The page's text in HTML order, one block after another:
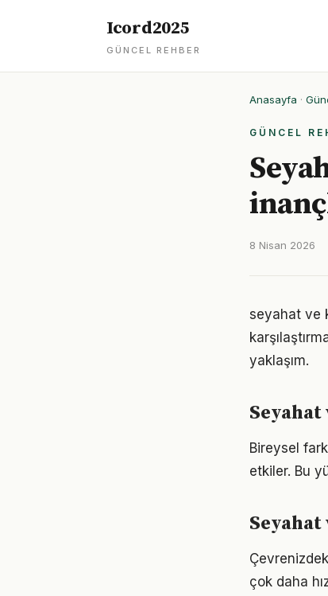
Icord2025
GÜNCEL REHBER
Anasayfa ·
GÜNCEL
8 Nisan 2026
seyahat ve
yaklaşım.
Bireysel
etkiler. Bu
çok daha